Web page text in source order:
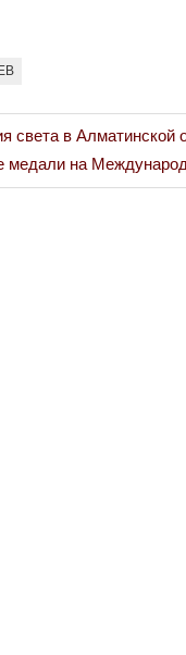
света в Алматинской
медали на